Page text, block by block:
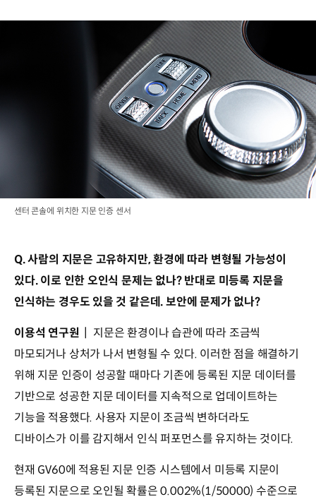
센터 콘솔에 위치한 지문 인증 센서
Q. 사람의 지문은 고유하지만, 환경에 따라 변형될 가능성이
있다. 이로 인한 오인식 문제는 없나? 반대로 미등록 지문을
인식하는 경우도 있을 것 같은데. 보안에 문제가 없나?
이용석 연구원 ┃ 지문은 환경이나 습관에 따라 조금씩
마모되거나 상처가 나서 변형될 수 있다. 이러한 점을 해결하기
위해 지문 인증이 성공할 때마다 기존에 등록된 지문 데이터를
기반으로 성공한 지문 데이터를 지속적으로 업데이트하는
기능을 적용했다. 사용자 지문이 조금씩 변하더라도
디바이스가 이를 감지해서 인식 퍼포먼스를 유지하는 것이다.
현재 GV60에 적용된 지문 인증 시스템에서 미등록 지문이
등록된 지문으로 오인될 확률은 0.002%(1/50000) 수준으로